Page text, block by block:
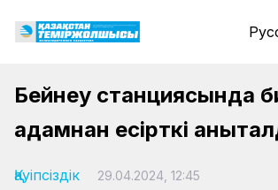
Бейнеу станциясында
адамнан есірткі
Қауіпсіздік 29.04.2024, 12:45